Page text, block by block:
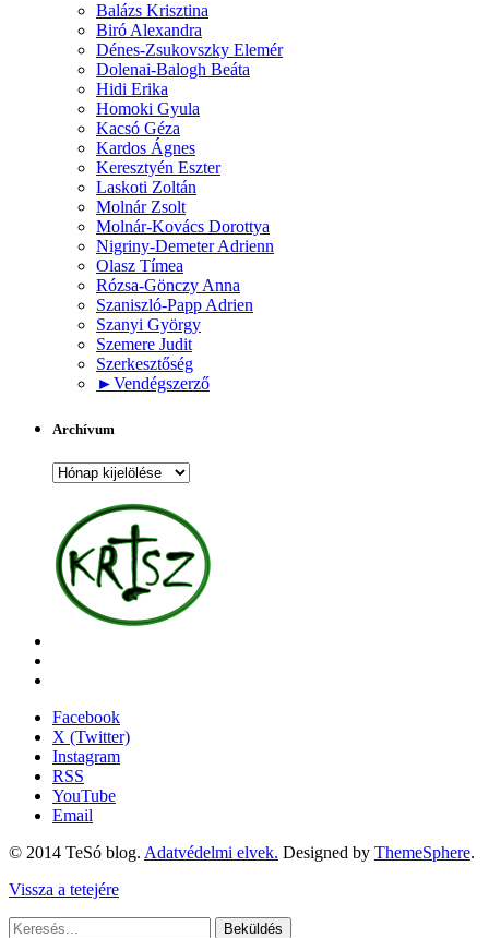
Balázs Krisztina
Biró Alexandra
Dénes-Zsukovszky Elemér
Dolenai-Balogh Beáta
Hidi Erika
Homoki Gyula
Kacsó Géza
Kardos Ágnes
Keresztyén Eszter
Laskoti Zoltán
Molnár Zsolt
Molnár-Kovács Dorottya
Nigriny-Demeter Adrienn
Olasz Tímea
Rózsa-Gönczy Anna
Szaniszló-Papp Adrien
Szanyi György
Szemere Judit
Szerkesztőség
►Vendégszerző
Archívum
Archívum
Facebook
X (Twitter)
Instagram
RSS
YouTube
Email
© 2014 TeSó blog. Adatvédelmi elvek. Designed by ThemeSphere.
Vissza a tetejére
Beküldés